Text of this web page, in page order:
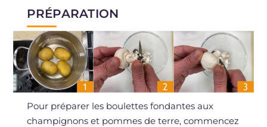
PRÉPARATION
Pour préparer les boulettes fondantes aux
champignons et pommes de terre, commencez